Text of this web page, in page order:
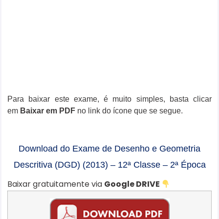
Para baixar este exame, é muito simples, basta clicar
em Baixar em PDF no link do ícone que se segue.
Download do Exame de Desenho e Geometria
Descritiva (DGD) (2013) – 12ª Classe – 2ª Época
Baixar gratuitamente via Google DRIVE